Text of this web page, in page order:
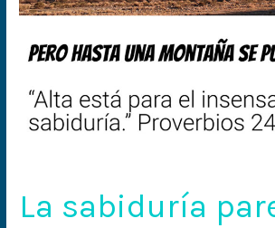
La sabiduría